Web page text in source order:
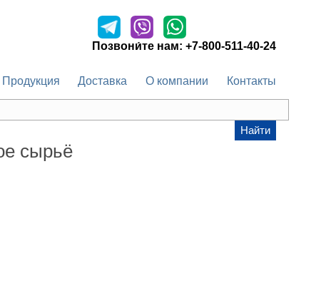
Позвони́те нам: +7-800-511-40-24
Продукция Доставка О компании Контакты
Найти
сырьё